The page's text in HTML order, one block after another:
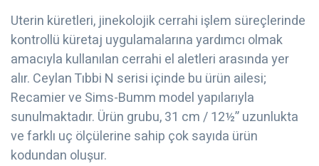
Uterin küretleri, jinekolojik cerrahi işlem süreçlerinde
kontrollü küretaj uygulamalarına yardımcı olmak
amacıyla kullanılan cerrahi el aletleri arasında yer
alır. Ceylan Tıbbi N serisi içinde bu ürün ailesi;
Recamier ve Sims-Bumm model yapılarıyla
sunulmaktadır. Ürün grubu, 31 cm / 12½” uzunlukta
ve farklı uç ölçülerine sahip çok sayıda ürün
kodundan oluşur.